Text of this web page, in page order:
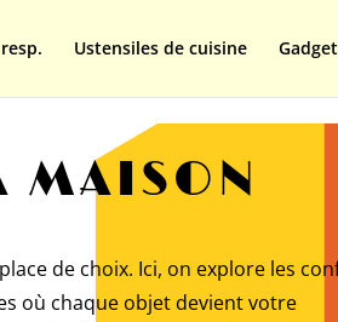
Ustensiles de cuisine
MAISON
de choix. Ici, on explore les
où chaque objet devient votre